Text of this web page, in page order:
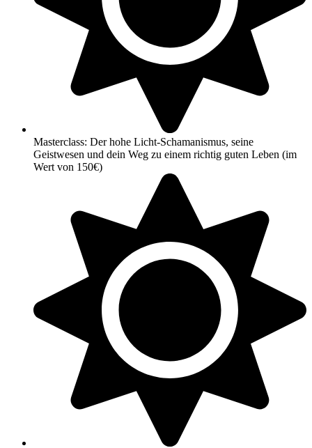
Masterclass: Der hohe Licht-Schamanismus, seine
Geistwesen und dein Weg zu einem richtig guten Leben (im
Wert von 150€)